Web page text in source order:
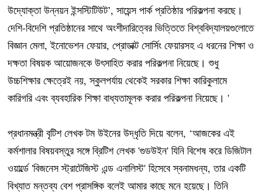
উদ্যোক্তা উন্নয়ন ইন্সস্টিটিউট’, সায়েন্স পার্ক প্রতিষ্ঠার পরিকল্পনা করছে।
দেশি-বিদেশি প্রতিষ্ঠানের সাথে অংশীদারিত্বের ভিত্তিতে বিশ্ববিদ্যালয়গুলোতে
বিজ্ঞান মেলা, ইনোভেশন ফেয়ার, প্রোডাক্ট সোর্সিং ফেয়ারসহ এ ধরনের শিক্ষা ও
দক্ষতা বিষয়ক আয়োজনকে উৎসাহিত করার পরিকল্পনা নিয়েছে। শুধু
উচ্চশিক্ষার ক্ষেত্রেই নয়, স্কুলপর্যায় থেকেই সরকার শিক্ষা কারিকুলামে
কারিগরি এবং ব্যবহারিক শিক্ষা বাধ্যতামূলক করার পরিকল্পনা নিয়েছে। '
প্রধানমন্ত্রী বৃটিশ লেখক টম উইনের উদ্ধৃতি দিয়ে বলেন, ‘আজকের এই
কর্মশালার বিষয়বস্তুর সঙ্গে ব্রিটিশ লেখক 'গুডউইন' যিনি বিশেষ করে ডিজিটাল
ওয়ার্ল্ডে 'বিজনেস স্ট্রাটেজিস্ট এন্ড এনালিস্ট' হিসেবে স্বনামধন্য, তার একটি
বিখ্যাত মন্তব্য বেশ প্রাসঙ্গিক বলেই আমার কাছে মনে হয়েছে। তিনি